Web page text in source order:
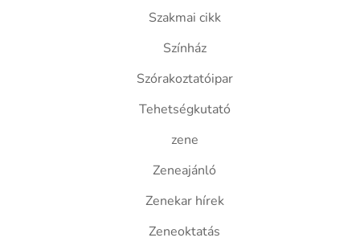
Szakmai cikk
Színház
Szórakoztatóipar
Tehetségkutató
zene
Zeneajánló
Zenekar hírek
Zeneoktatás